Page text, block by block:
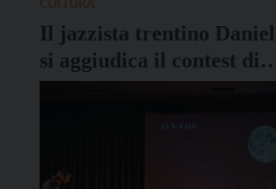
Il jazzista trentino
si aggiudica il contest di
UploadSounds 2025